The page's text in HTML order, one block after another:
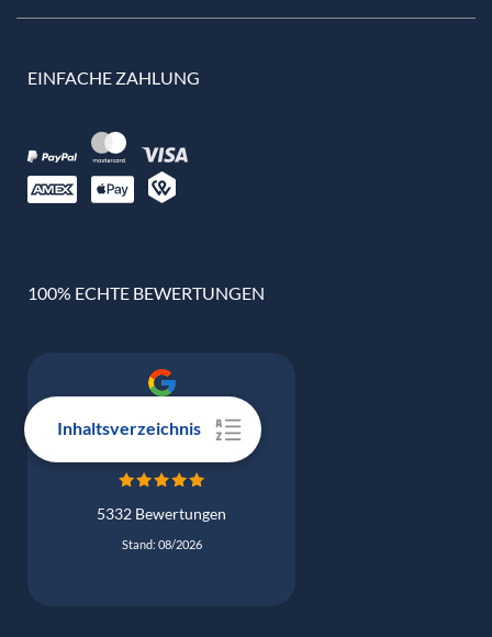
Inhaltsverzeichnis
EINFACHE ZAHLUNG
100% ECHTE BEWERTUNGEN
Google Bewertung
5332 Bewertungen
Stand: 08/2026